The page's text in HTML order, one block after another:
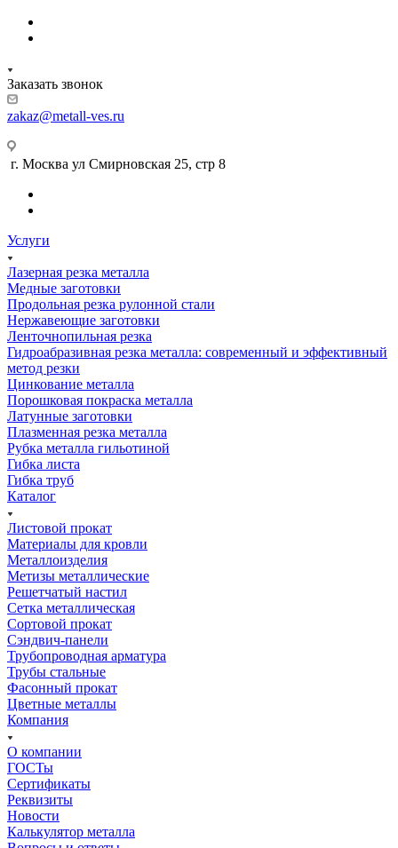
Заказать звонок
zakaz@metall-ves.ru
г. Москва ул Смирновская 25, стр 8
Услуги
Лазерная резка металла
Медные заготовки
Продольная резка рулонной стали
Нержавеющие заготовки
Ленточнопильная резка
Гидроабразивная резка металла: современный и эффективный
метод резки
Цинкование металла
Порошковая покраска металла
Латунные заготовки
Плазменная резка металла
Рубка металла гильотиной
Гибка листа
Гибка труб
Каталог
Листовой прокат
Материалы для кровли
Металлоизделия
Метизы металлические
Решетчатый настил
Сетка металлическая
Сортовой прокат
Сэндвич-панели
Трубопроводная арматура
Трубы стальные
Фасонный прокат
Цветные металлы
Компания
О компании
ГОСТы
Сертификаты
Реквизиты
Новости
Калькулятор металла